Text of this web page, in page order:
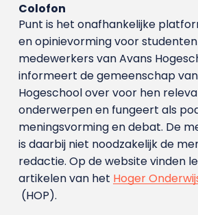
Colofon
Punt is het onafhankelijke
en opinievorming voor
medewerkers van Avans
informeert de gemeenschap
Hogeschool over voor hen
onderwerpen en fungeert als
meningsvorming en debat. De
is daarbij niet noodzakelijk de
redactie. Op de website vinden
artikelen van het Hoger
(HOP).